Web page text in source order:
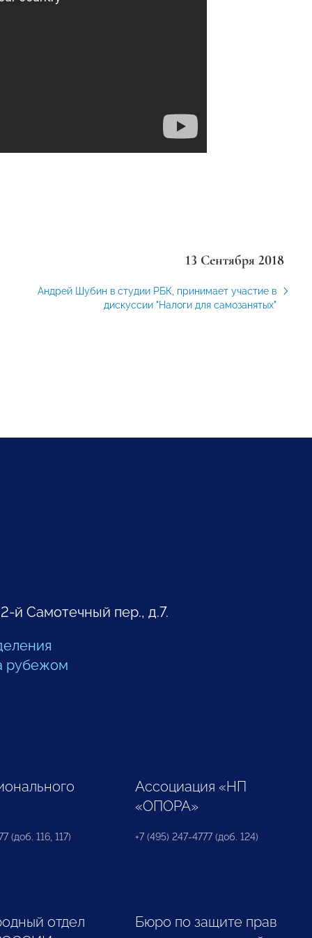
13 Сентября 2018
Андрей Шубин в студии РБК, принимает участие в
дискуссии "Налоги для самозанятых"
й Самотечный пер., д.7.
рубежом
(доб. 116, 117)
Ассоциация «НП
«ОПОРА»
+7 (495) 247-4777 (доб. 124)
отдел
Бюро по защите прав